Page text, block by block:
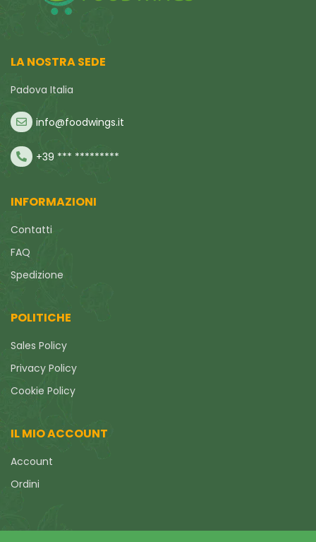
LA NOSTRA SEDE
Padova Italia
info@foodwings.it
+39 *** *********
INFORMAZIONI
Contatti
FAQ
Spedizione
POLITICHE
Sales Policy
Privacy Policy
Cookie Policy
IL MIO ACCOUNT
Account
Ordini